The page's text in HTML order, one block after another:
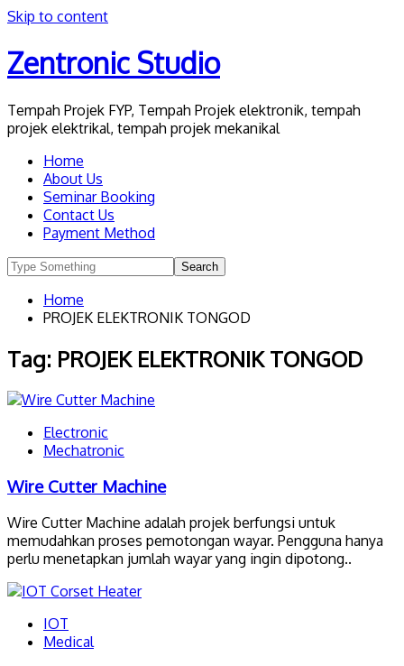
Skip to content
Zentronic Studio
Tempah Projek FYP, Tempah Projek elektronik, tempah
projek elektrikal, tempah projek mekanikal
Home
About Us
Seminar Booking
Contact Us
Payment Method
Home
PROJEK ELEKTRONIK TONGOD
Tag: PROJEK ELEKTRONIK TONGOD
Electronic
Mechatronic
Wire Cutter Machine
Wire Cutter Machine adalah projek berfungsi untuk
memudahkan proses pemotongan wayar. Pengguna hanya
perlu menetapkan jumlah wayar yang ingin dipotong..
IOT
Medical